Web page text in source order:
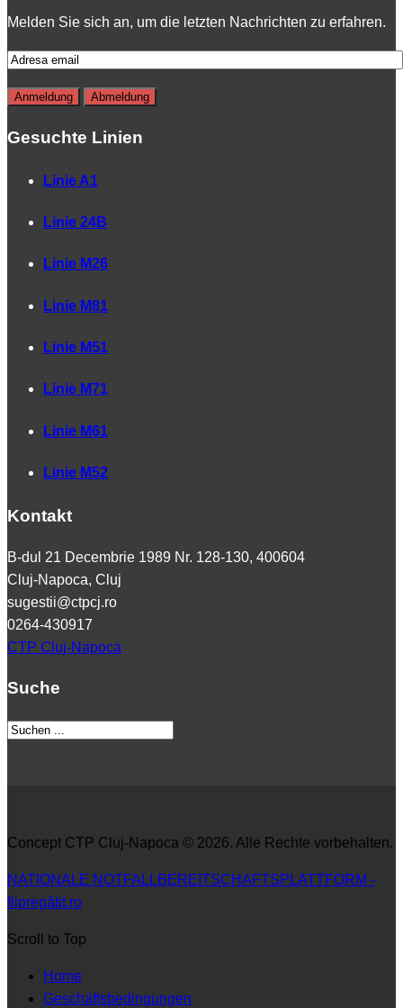
Melden Sie sich an, um die letzten Nachrichten zu erfahren.
Gesuchte Linien
Linie A1
Linie 24B
Linie M26
Linie M81
Linie M51
Linie M71
Linie M61
Linie M52
Kontakt
B-dul 21 Decembrie 1989 Nr. 128-130, 400604
Cluj-Napoca, Cluj
sugestii@ctpcj.ro
0264-430917
CTP Cluj-Napoca
Suche
Concept CTP Cluj-Napoca © 2026. Alle Rechte vorbehalten.
NATIONALE NOTFALLBEREITSCHAFTSPLATTFORM -
fiipregătit.ro
Scroll to Top
Home
Geschäftsbedingungen